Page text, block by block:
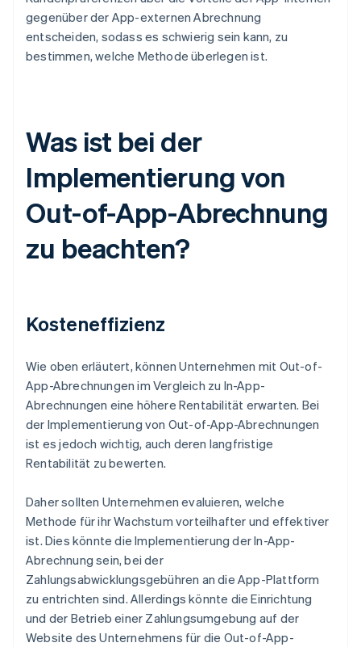
gegenüber der App-externen Abrechnung
entscheiden, sodass es schwierig sein kann, zu
bestimmen, welche Methode überlegen ist.
Was ist bei der
Implementierung von
Out-of-App-Abrechnung
zu beachten?
Kosteneffizienz
Wie oben erläutert, können Unternehmen mit Out-of-
App-Abrechnungen im Vergleich zu In-App-
Abrechnungen eine höhere Rentabilität erwarten. Bei
der Implementierung von Out-of-App-Abrechnungen
ist es jedoch wichtig, auch deren langfristige
Rentabilität zu bewerten.
Daher sollten Unternehmen evaluieren, welche
Methode für ihr Wachstum vorteilhafter und effektiver
ist. Dies könnte die Implementierung der In-App-
Abrechnung sein, bei der
Zahlungsabwicklungsgebühren an die App-Plattform
zu entrichten sind. Allerdings könnte die Einrichtung
und der Betrieb einer Zahlungsumgebung auf der
Website des Unternehmens für die Out-of-App-